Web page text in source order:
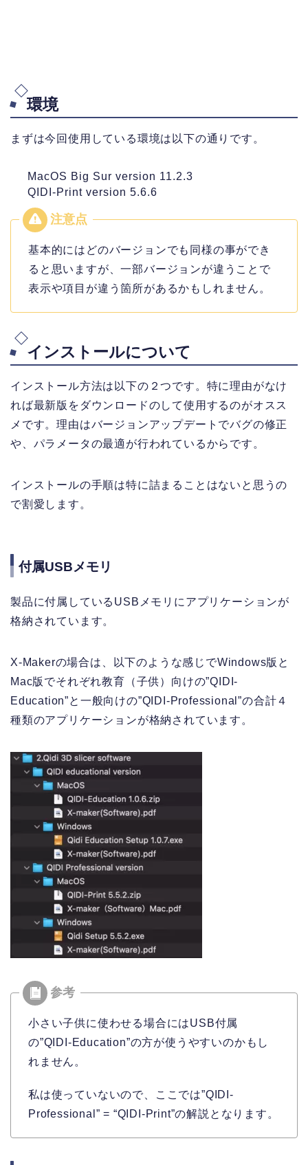
環境
まずは今回使用している環境は以下の通りです。
MacOS Big Sur version 11.2.3
QIDI-Print version 5.6.6
基本的にはどのバージョンでも同様の事ができ
ると思いますが、一部バージョンが違うことで
表示や項目が違う箇所があるかもしれません。
インストールについて
インストール方法は以下の２つです。特に理由がなけ
れば最新版をダウンロードのして使用するのがオスス
メです。理由はバージョンアップデートでバグの修正
や、パラメータの最適が行われているからです。
インストールの手順は特に詰まることはないと思うの
で割愛します。
付属USBメモリ
製品に付属しているUSBメモリにアプリケーションが
格納されています。
X-Makerの場合は、以下のような感じでWindows版と
Mac版でそれぞれ教育（子供）向けの”QIDI-
Education”と一般向けの”QIDI-Professional”の合計４
種類のアプリケーションが格納されています。
小さい子供に使わせる場合にはUSB付属
の”QIDI-Education”の方が使うやすいのかもし
れません。
私は使っていないので、ここでは”QIDI-
Professional” = “QIDI-Print”の解説となります。